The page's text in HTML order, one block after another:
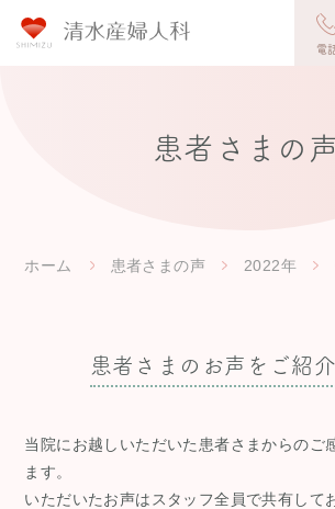
電
患者さまの
ホーム 患者さまの声 2022年
患者さまのお声をご紹
当院にお越しいただいた患者さまからのご
ます。
いただいたお声はスタッフ全員で共有して